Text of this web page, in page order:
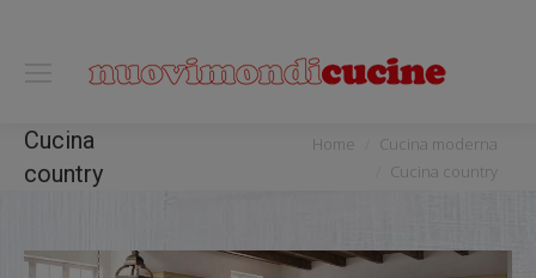
Cucina
country
Home
Cucina moderna
Cucina country